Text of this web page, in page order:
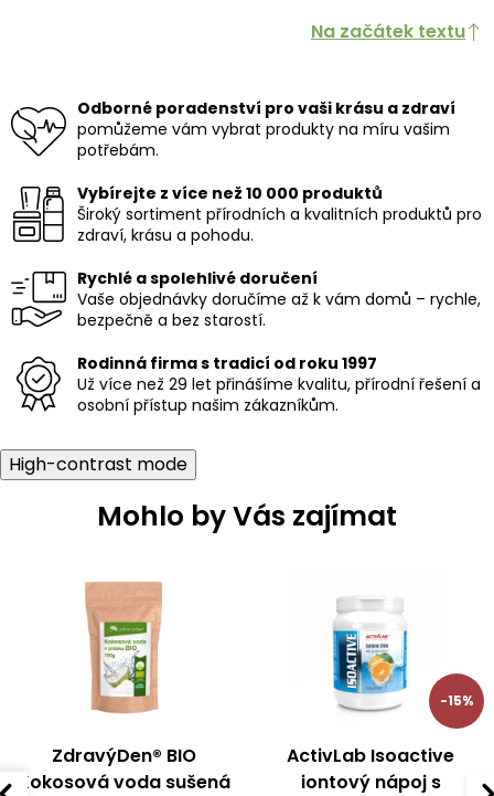
Na začátek textu
Odborné poradenství pro vaši krásu a zdraví
pomůžeme vám vybrat produkty na míru vašim
potřebám.
Vybírejte z více než 10 000 produktů
Široký sortiment přírodních a kvalitních produktů pro
zdraví, krásu a pohodu.
Rychlé a spolehlivé doručení
Vaše objednávky doručíme až k vám domů – rychle,
bezpečně a bez starostí.
Rodinná firma s tradicí od roku 1997
Už více než 29 let přinášíme kvalitu, přírodní řešení a
osobní přístup našim zákazníkům.
High-contrast mode
Mohlo by Vás zajímat
ZdravýDen® BIO
Kokosová voda sušená
-15%
ActivLab Isoactive
iontový nápoj s